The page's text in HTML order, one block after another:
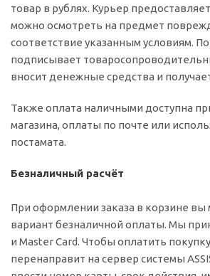
товар в рублях. Курьер
можно осмотреть на предмет
соответствие указанным условиям.
подписывает
вносит денежные средства и
Также оплата наличными доступна
магазина, оплаты по почте или
постамата.
Безналичный расчёт
При оформлении заказа в корзине
вариант безналичной оплаты. Мы
и Master Card. Чтобы оплатить
перенаправит на сервер системы